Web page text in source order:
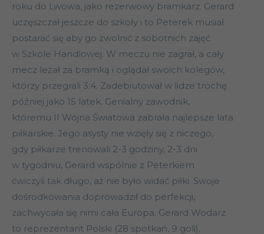
roku do Lwowa, jako rezerwowy bramkarz. Gerard
uczęszczał jeszcze do szkoły i to Peterek musiał
postarać się aby go zwolnić z sobotnich zajęć
w Szkole Handlowej. W meczu nie zagrał, a cały
mecz leżał za bramką i oglądał swoich kolegów,
którzy przegrali 3:4. Zadebiutował w lidze trochę
później jako 15 latek. Genialny zawodnik,
któremu II Wojna Światowa zabrała najlepsze lata
piłkarskie. Jego asysty nie wzięły się z niczego,
gdy piłkarze trenowali 2-3 godziny, 2-3 dni
w tygodniu, Gerard wspólnie z Peterkiem
ćwiczyli tak długo, aż nie było widać piłki. Swoje
dośrodkowania doprowadził do perfekcji,
zachwycała się nimi cała Europa. Gerard Wodarz
to reprezentant Polski (28 spotkań, 9 goli),